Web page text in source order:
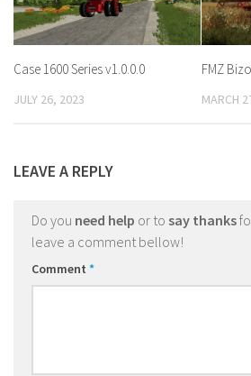
Case 1600 Series v1.0.0.0
JULY 26, 2023
FMZ
MARCH
LEAVE A REPLY
Do you need help or to say thanks
leave a comment bellow!
Comment *